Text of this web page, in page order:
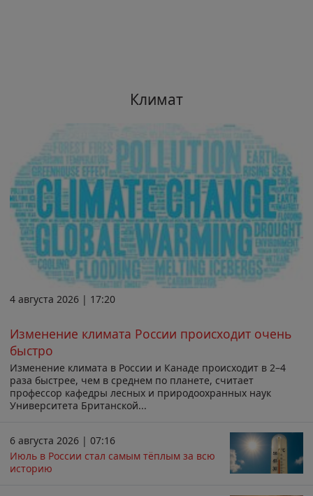
Климат
4 августа 2026 | 17:20
Изменение климата России происходит очень
быстро
Изменение климата в России и Канаде происходит в 2–4
раза быстрее, чем в среднем по планете, считает
профессор кафедры лесных и природоохранных наук
Университета Британской...
6 августа 2026 | 07:16
Июль в России стал самым тёплым за всю
историю